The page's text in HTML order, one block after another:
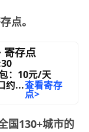
点。
寄存点
：10元/天
约...查看寄存
点>
国130+城市的